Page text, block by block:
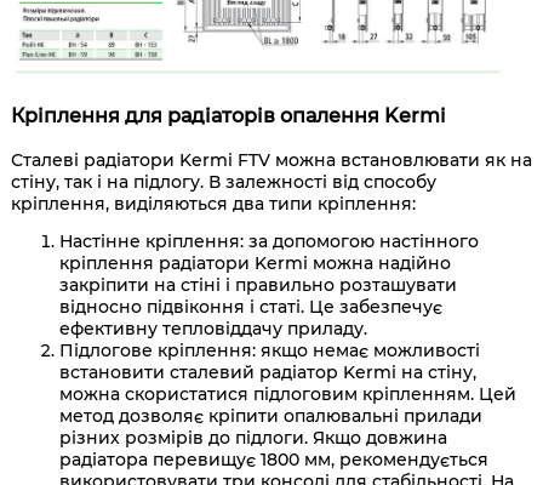
Кріплення для радіаторів опалення Kermi
Сталеві радіатори Kermi FTV можна встановлювати як на
стіну, так і на підлогу. В залежності від способу
кріплення, виділяються два типи кріплення:
Настінне кріплення: за допомогою настінного
кріплення радіатори Kermi можна надійно
закріпити на стіні і правильно розташувати
відносно підвіконня і статі. Це забезпечує
ефективну тепловіддачу приладу.
Підлогове кріплення: якщо немає можливості
встановити сталевий радіатор Kermi на стіну,
можна скористатися підлоговим кріпленням. Цей
метод дозволяє кріпити опалювальні прилади
різних розмірів до підлоги. Якщо довжина
радіатора перевищує 1800 мм, рекомендується